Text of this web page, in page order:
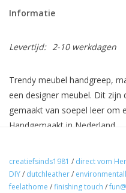
Informatie
Levertijd: 2-10 werkdagen
Trendy meubel handgreep,
een designer meubel. Dit zijn
gemaakt van soepel leer om
Handgemaakt in Nederland.
Bout met moer (slotbout) de
(3cm) lengte, het vierkantje
laten draaien, dit moet strak
creatiefsinds1981 / direct vom
DIY/ dutchleather/
feelathome /finishing touch /